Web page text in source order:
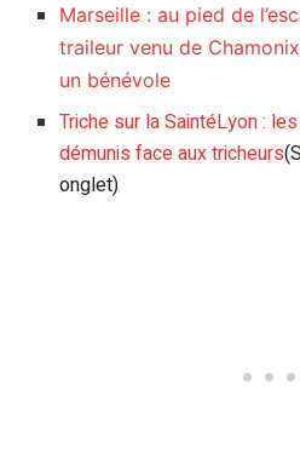
Marseille : au pied de
traileur venu de
un bénévole
Triche sur la SaintéLyon :
démunis face aux tricheurs
onglet)